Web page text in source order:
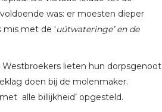
was: er moesten dieper
met de ‘uútwateringe’ en de
lieten hun dorpsgenoot
doen bij de molenmaker.
alle billijkheid’ opgesteld.